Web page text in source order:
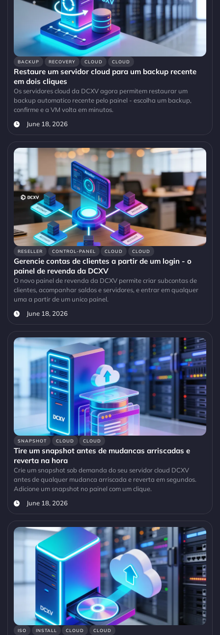
BACKUP RECOVERY CLOUD CLOUD
Restaure um servidor cloud para um backup recente
em dois cliques
Os servidores cloud da DCXV agora permitem restaurar um
backup automatico recente pelo painel - escolha um backup,
confirme e a VM volta em minutos.
June 18, 2026
RESELLER CONTROL-PANEL CLOUD CLOUD
Gerencie contas de clientes a partir de um login - o
painel de revenda da DCXV
O novo painel de revenda da DCXV permite criar subcontas de
clientes, acompanhar saldos e servidores, e entrar em qualquer
uma a partir de um unico painel.
June 18, 2026
SNAPSHOT CLOUD CLOUD
Tire um snapshot antes de mudancas arriscadas e
reverta na hora
Crie um snapshot sob demanda do seu servidor cloud DCXV
antes de qualquer mudanca arriscada e reverta em segundos.
Adicione um snapshot no painel com um clique.
June 18, 2026
ISO INSTALL CLOUD CLOUD